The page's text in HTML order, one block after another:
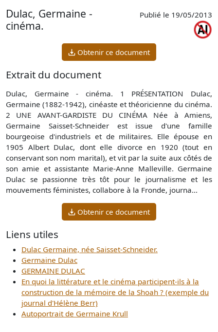
Dulac, Germaine -
cinéma.
Publié le 19/05/2013
Obtenir ce document
Extrait du document
Dulac, Germaine - cinéma. 1 PRÉSENTATION Dulac,
Germaine (1882-1942), cinéaste et théoricienne du cinéma.
2 UNE AVANT-GARDISTE DU CINÉMA Née à Amiens,
Germaine Saisset-Schneider est issue d'une famille
bourgeoise d'industriels et de militaires. Elle épouse en
1905 Albert Dulac, dont elle divorce en 1920 (tout en
conservant son nom marital), et vit par la suite aux côtés de
son amie et assistante Marie-Anne Malleville. Germaine
Dulac se passionne très tôt pour le journalisme et les
mouvements féministes, collabore à la Fronde, journa...
Obtenir ce document
Liens utiles
Dulac Germaine, née Saisset-Schneider.
Germaine Dulac
GERMAINE DULAC
En quoi la littérature et le cinéma participent-ils à la
construction de la mémoire de la Shoah ? (exemple du
journal d'Hélène Berr)
Autoportrait de Germaine Krull